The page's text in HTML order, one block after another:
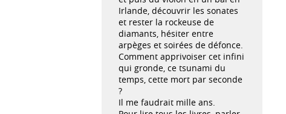
Irlande, découvrir les sonates
et rester la rockeuse de
diamants, hésiter entre
arpèges et soirées de défonce.
Comment apprivoiser cet infini
qui gronde, ce tsunami du
temps, cette mort par seconde
?
Il me faudrait mille ans.